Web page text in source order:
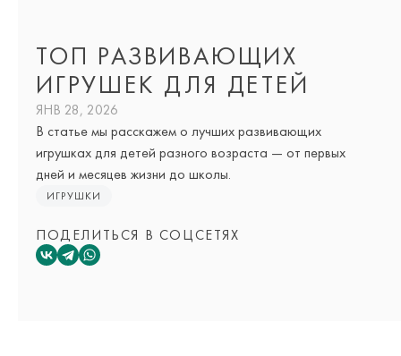
ТОП РАЗВИВАЮЩИХ
ИГРУШЕК ДЛЯ ДЕТЕЙ
ЯНВ 28, 2026
В статье мы расскажем о лучших развивающих
игрушках для детей разного возраста — от первых
дней и месяцев жизни до школы.
ИГРУШКИ
ПОДЕЛИТЬСЯ В СОЦСЕТЯХ